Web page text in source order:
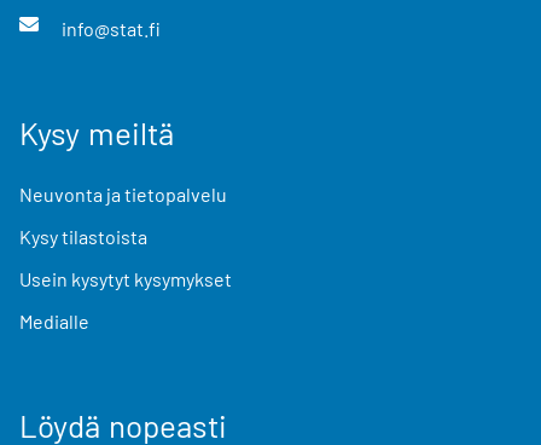
info@stat.fi
Kysy meiltä
Neuvonta ja tietopalvelu
Kysy tilastoista
Usein kysytyt kysymykset
Medialle
Löydä nopeasti